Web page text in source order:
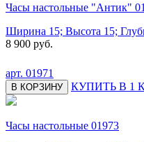
Часы настольные "Антик"
Ширина 15; Высота 15;
8 900 руб.
арт. 01971
В КОРЗИНУ КУПИТЬ В 1
Часы настольные 01973